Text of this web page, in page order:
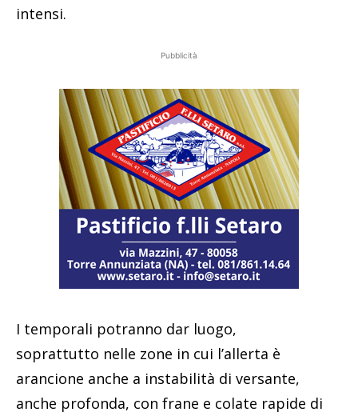
intensi.
Pubblicità
I temporali potranno dar luogo,
soprattutto nelle zone in cui l’allerta è
arancione anche a instabilità di versante,
anche profonda, con frane e colate rapide di